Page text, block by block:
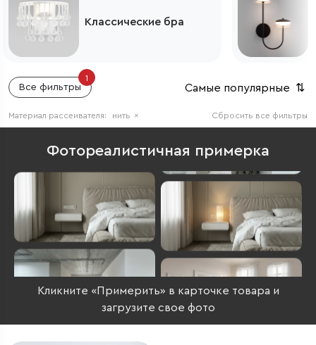
Классические бра
Все фильтры
1
Самые популярные ⇅
Сбросить все фильтры
Материал рассеивателя: нить ×
Фотореалистичная примерка
Кликните «Примерить» в карточке товара и
загрузите свое фото